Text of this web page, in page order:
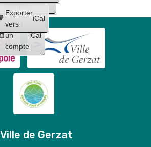
compte
Créer
un
compte
iCal
Exporter
vers
iCal
Ville de Gerzat